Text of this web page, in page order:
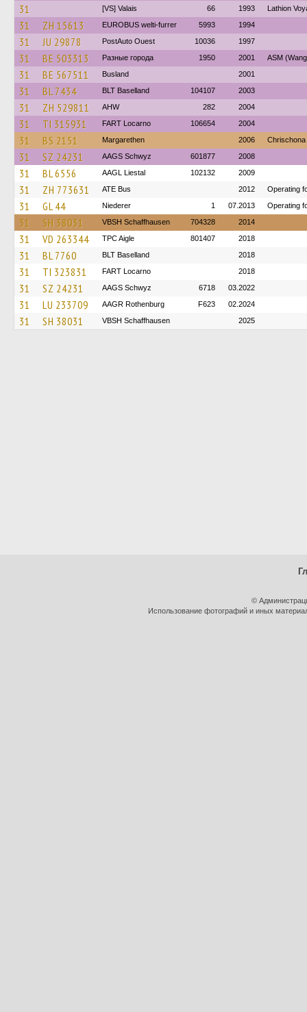
31 [VS] Valais 66 1993 Lathion
31 ZH 15613 EUROBUS welti-furrer 5993 1994
31 JU 29878 PostAuto Ouest 10036 1997
31 BE 503313 Разные города 1950 2001 ASM
31 BE 567511 Busland 2001
31 BL 7434 BLT Baselland 104107 2003
31 ZH 529811 AHW 282 2004
31 TI 315931 FART Locarno 106654 2004
31 BS 2151 Margarethen 2006 Chrischona
31 SZ 24231 AAGS Schwyz 601877 2008
31 BL 6556 AAGL Liestal 102132 2009
31 ZH 773631 ATE Bus 2012 Operating
31 GL 44 Niederer 1 07.2013 Operating
31 SH 38031 VBSH Schaffhausen 704328 2014
31 VD 263344 TPC Aigle 801407 2018
31 BL 7760 BLT Baselland 2018
31 TI 323831 FART Locarno 2018
31 SZ 24231 AAGS Schwyz 6718 03.2022
31 LU 233709 AAGR Rothenburg F623 02.2024
31 SH 38031 VBSH Schaffhausen 2025
©
Использование фотографий и иных